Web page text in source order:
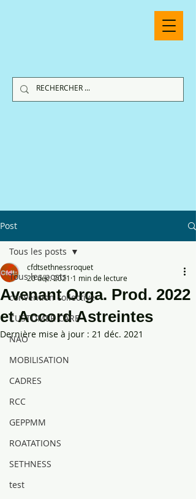
Post
Tous les posts
convention collective
CUSTOMER CARE
NAO
MOBILISATION
CADRES
RCC
GEPPMM
ROATATIONS
SETHNESS
test
Tous les posts
Avenant Orga. Prod. 2022
et Accord Astreintes
cfdtsethnessroquet
20 déc. 2021 1 min de lecture
Dernière mise à jour : 21 déc. 2021